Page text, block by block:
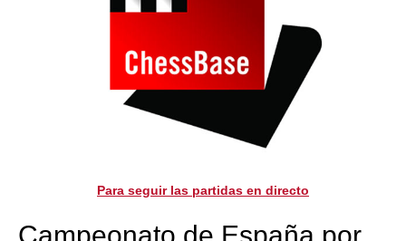
Para seguir las partidas en directo
Campeonato de España por